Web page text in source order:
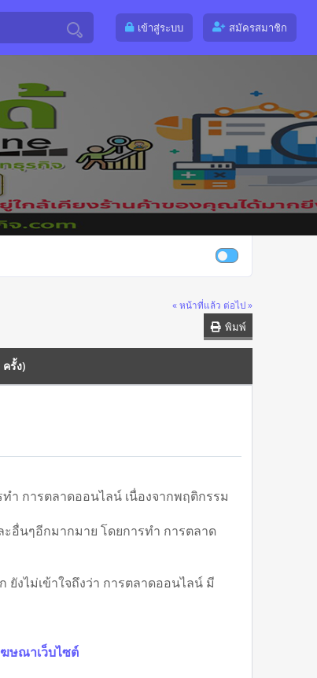
เข้าสู่ระบบ สมัครสมาชิก
« หน้าที่แล้ว ต่อไป »
พิมพ์
รั้ง)
ำ การตลาดออนไลน์ เนื่องจากพฤติกรรม
นๆอีกมากมาย โดยการทำ การตลาด
งไม่เข้าใจถึงว่า การตลาดออนไลน์ มี
ษณาเว็บไซต์